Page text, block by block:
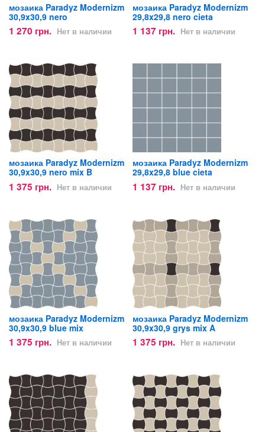
мозаика Paradyz Modernizm
30,9x30,9 nero
1 270 грн. Нет в наличии
мозаика Paradyz Modernizm
29,8x29,8 nero cieta
1 137 грн. Нет в наличии
мозаика Paradyz Modernizm
30,9x30,9 nero mix B
1 375 грн. Нет в наличии
мозаика Paradyz Modernizm
29,8x29,8 blue cieta
1 137 грн. Нет в наличии
мозаика Paradyz Modernizm
30,9x30,9 blue mix
1 375 грн. Нет в наличии
мозаика Paradyz Modernizm
30,9x30,9 grys mix A
1 375 грн. Нет в наличии